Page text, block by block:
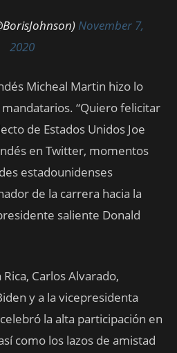
November 7,
2020
Micheal Martin hizo lo
“Quiero felicitar
de Estados Unidos Joe
en Twitter, momentos
estadounidenses
de la carrera hacia la
saliente Donald
Carlos Alvarado,
y a la vicepresidenta
la alta participación en
como los lazos de amistad